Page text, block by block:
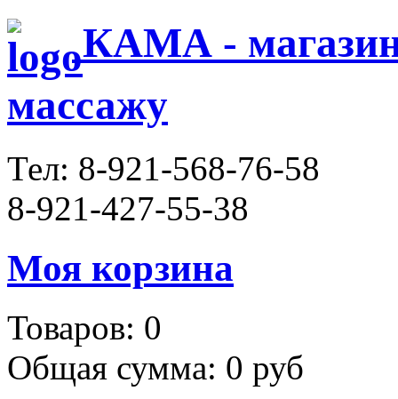
КАМА - магазин
массажу
Тел: 8-921-568-76-58
8-921-427-55-38
Моя корзина
Товаров: 0
Общая сумма: 0 руб